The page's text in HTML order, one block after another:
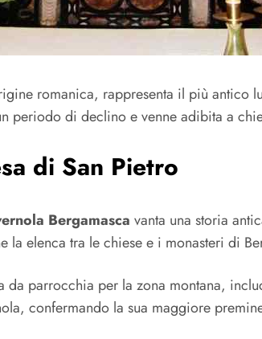
romanica, rappresenta il più antico
periodo di declino e venne adibita a
di San Pietro
Bergamasca vanta una storia
la elenca tra le chiese e i monasteri di
da parrocchia per la zona montana,
confermando la sua maggiore